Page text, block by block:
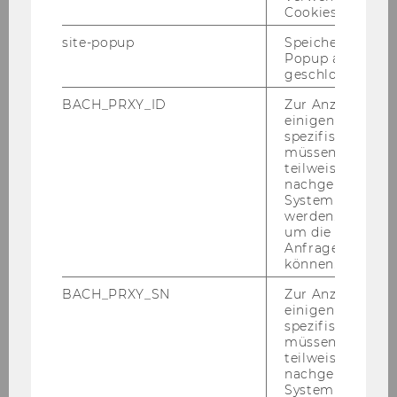
Cryp­to­mon­day #3 - Dis­rupt
Face­book! Ste­e­mit - the De­cen­
tra­li­zed So­cial Net­work
Cookies.
site-popup
Speichert ob ein
Popup
geschlossen
BACH_PRXY_ID
Zur Anzeige von
einigen WU-
spezifischen
müssen
teilweise von
nachgelagerten
System
werden.
um die Antwort
Anfrage
können.
BACH_PRXY_SN
Zur Anzeige von
einigen WU-
spezifischen
müssen
teilweise von
nachgelagerten
System